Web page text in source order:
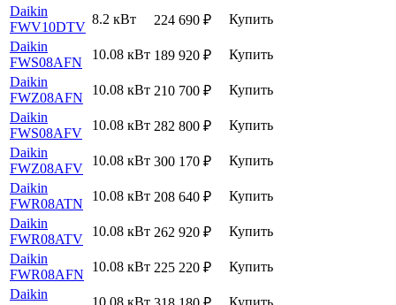
Daikin
FWV10DTV
8.2 кВт 224 690 ₽
Купить
Daikin
FWS08AFN
10.08 кВт 189 920 ₽
Купить
Daikin
FWZ08AFN
10.08 кВт 210 700 ₽
Купить
Daikin
FWS08AFV
10.08 кВт 282 800 ₽
Купить
Daikin
FWZ08AFV
10.08 кВт 300 170 ₽
Купить
Daikin
FWR08ATN
10.08 кВт 208 640 ₽
Купить
Daikin
FWR08ATV
10.08 кВт 262 920 ₽
Купить
Daikin
FWR08AFN
10.08 кВт 225 220 ₽
Купить
Daikin
10.08 кВт Купить